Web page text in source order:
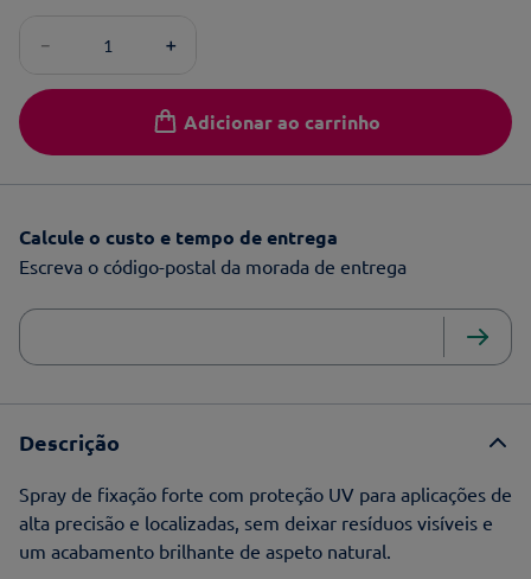
＋
－
Adicionar ao carrinho
Calcule o custo e tempo de entrega
Escreva o código-postal da morada de entrega
Descrição
Spray de fixação forte com proteção UV para aplicações de
alta precisão e localizadas, sem deixar resíduos visíveis e
um acabamento brilhante de aspeto natural.